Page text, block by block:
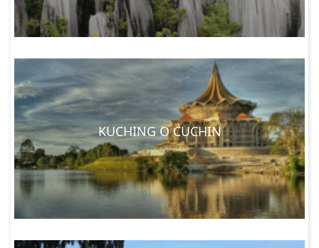
KUCHING O CUCHIN